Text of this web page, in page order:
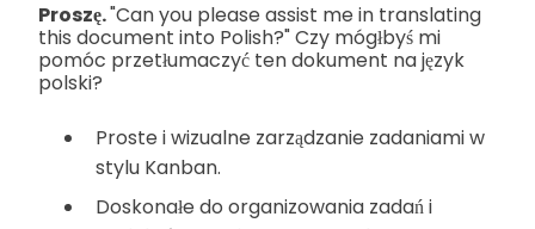
Proszę."Can you please assist me in translating
this document into Polish?" Czy mógłbyś mi
pomóc przetłumaczyć ten dokument na język
polski?
Proste i wizualne zarządzanie zadaniami w
stylu Kanban.
Doskonałe do organizowania zadań i